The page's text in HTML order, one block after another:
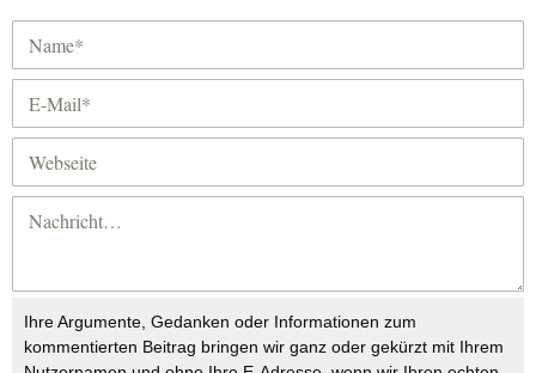
Ihre Argumente, Gedanken oder Informationen zum
kommentierten Beitrag bringen wir ganz oder gekürzt mit Ihrem